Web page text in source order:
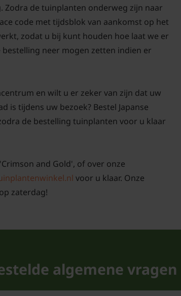
Zodra de tuinplanten onderweg zijn naar
code met tijdsblok van aankomst op het
zodat u bij kunt houden hoe laat we er
neer mogen zetten indien er
en wilt u er zeker van zijn dat uw
is tijdens uw bezoek? Bestel Japanse
de bestelling tuinplanten voor u klaar
and Gold', of over onze
voor u klaar. Onze
zaterdag!
algemene vragen